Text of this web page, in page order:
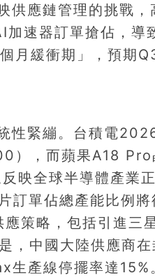
供應鏈管理的挑戰
速器訂單搶佔，
月緩衝期」，預期
性緊繃。台積電
），而蘋果A18
映全球半導體產業
訂單佔總產能比例
策略，包括引進三
，中國大陸供應商
產線停擺率達15%